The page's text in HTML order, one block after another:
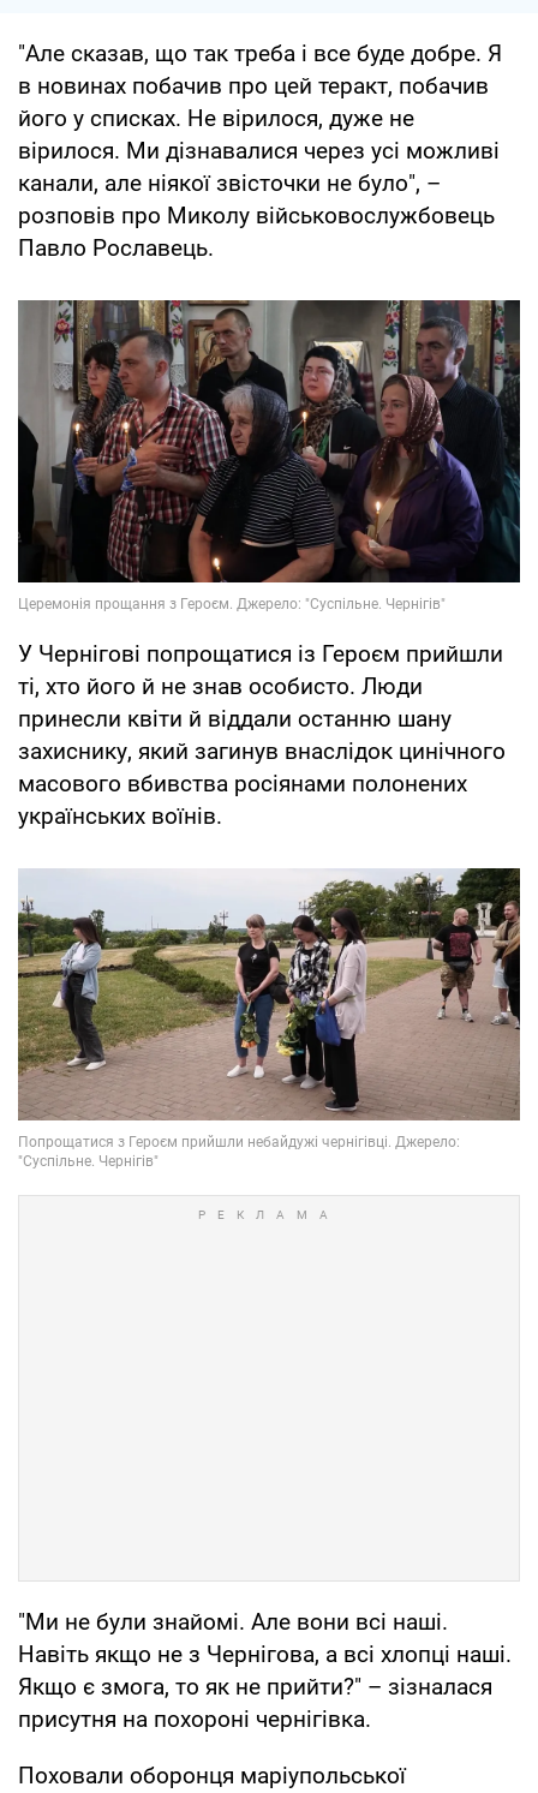
"Але сказав, що так треба і все буде добре. Я
в новинах побачив про цей теракт, побачив
його у списках. Не вірилося, дуже не
вірилося. Ми дізнавалися через усі можливі
канали, але ніякої звісточки не було", –
розповів про Миколу військовослужбовець
Павло Рославець.
У Чернігові попрощатися із Героєм прийшли
ті, хто його й не знав особисто. Люди
принесли квіти й віддали останню шану
захиснику, який загинув внаслідок цинічного
масового вбивства росіянами полонених
українських воїнів.
"Ми не були знайомі. Але вони всі наші.
Навіть якщо не з Чернігова, а всі хлопці наші.
Якщо є змога, то як не прийти?" – зізналася
присутня на похороні чернігівка.
Поховали оборонця маріупольської